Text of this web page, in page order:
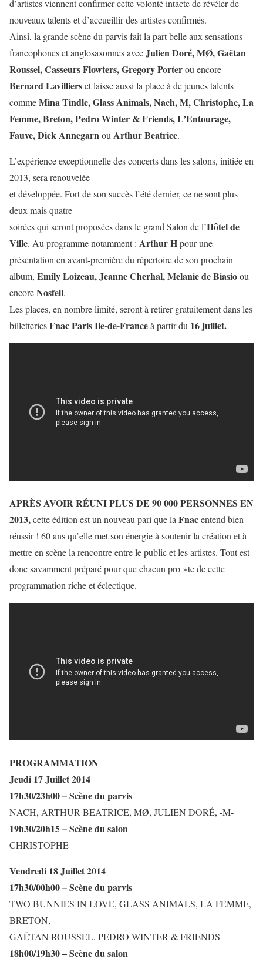
d’artistes viennent confirmer cette volonté intacte de révéler de
nouveaux talents et d’accueillir des artistes confirmés.
Ainsi, la grande scène du parvis fait la part belle aux sensations
francophones et anglosaxonnes avecJulien Doré, MØ, Gaëtan
Roussel, Casseurs Flowters, Gregory Porterou encore
Bernard Lavillierset laisse aussi la place à de jeunes talents
commeMina Tindle, Glass Animals, Nach, M, Christophe, La
Femme, Breton, Pedro Winter & Friends, L’Entourage,
Fauve, Dick Annegarnou Arthur Beatrice.
L’expérience exceptionnelle des concerts dans les salons, initiée en
2013, sera renouvelée
et développée. Fort de son succès l’été dernier, ce ne sont plus
deux mais quatre
soirées qui seront proposées dans le grand Salon de l’Hôtel de
Ville. Au programme notamment : Arthur Hpour une
présentation en avant-première du répertoire de son prochain
album, Emily Loizeau, Jeanne Cherhal, Melanie de Biasioou
encoreNosfell.
Les places, en nombre limité, seront à retirer gratuitement dans les
billetteriesFnac Paris Ile-de-Franceà partir du 16 juillet.
APRÈS AVOIR RÉUNI PLUS DE 90 000 PERSONNES EN
2013,cette édition est un nouveau pari que la Fnacentend bien
réussir ! 60 ans qu’elle met son énergie à soutenir la création et à
mettre en scène la rencontre entre le public et les artistes. Tout est
donc savamment préparé pour que chacun pro »te de cette
programmation riche et éclectique.
PROGRAMMATION
Jeudi 17 Juillet 2014
17h30/23h00 – Scène du parvis
NACH, ARTHUR BEATRICE, MØ, JULIEN DORÉ, -M-
19h30/20h15 – Scène du salon
CHRISTOPHE
Vendredi 18 Juillet 2014
17h30/00h00 – Scène du parvis
TWO BUNNIES IN LOVE, GLASS ANIMALS, LA FEMME,
BRETON,
GAËTAN ROUSSEL, PEDRO WINTER & FRIENDS
18h00/19h30 – Scène du salon